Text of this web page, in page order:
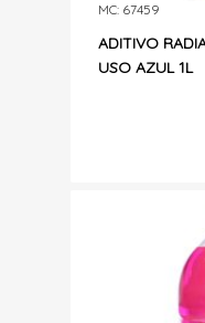
ADITIVO
USO AZUL 1L
MC: 67459